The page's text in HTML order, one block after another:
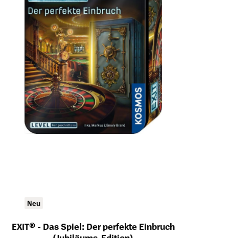
Neu
EXIT® - Das Spiel: Der perfekte Einbruch